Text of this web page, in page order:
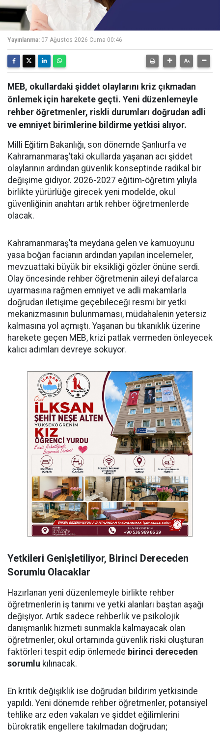
Yayınlanma: 07 Ağustos 2026 Cuma 00:46
MEB, okullardaki şiddet olaylarını kriz çıkmadan
önlemek için harekete geçti. Yeni düzenlemeyle
rehber öğretmenler, riskli durumları doğrudan adli
ve emniyet birimlerine bildirme yetkisi alıyor.
Milli Eğitim Bakanlığı, son dönemde Şanlıurfa ve
Kahramanmaraş’taki okullarda yaşanan acı şiddet
olaylarının ardından güvenlik konseptinde radikal bir
değişime gidiyor. 2026-2027 eğitim-öğretim yılıyla
birlikte yürürlüğe girecek yeni modelde, okul
güvenliğinin anahtarı artık rehber öğretmenlerde
olacak.
Kahramanmaraş’ta meydana gelen ve kamuoyunu
yasa boğan facianın ardından yapılan incelemeler,
mevzuattaki büyük bir eksikliği gözler önüne serdi.
Olay öncesinde rehber öğretmenin aileyi defalarca
uyarmasına rağmen emniyet ve adli makamlarla
doğrudan iletişime geçebileceği resmi bir yetki
mekanizmasının bulunmaması, müdahalenin yetersiz
kalmasına yol açmıştı. Yaşanan bu tıkanıklık üzerine
harekete geçen MEB, krizi patlak vermeden önleyecek
kalıcı adımları devreye sokuyor.
Yetkileri Genişletiliyor, Birinci Dereceden
Sorumlu Olacaklar
Hazırlanan yeni düzenlemeyle birlikte rehber
öğretmenlerin iş tanımı ve yetki alanları baştan aşağı
değişiyor. Artık sadece rehberlik ve psikolojik
danışmanlık hizmeti sunmakla kalmayacak olan
öğretmenler, okul ortamında güvenlik riski oluşturan
faktörleri tespit edip önlemede birinci dereceden
sorumlu kılınacak.
En kritik değişiklik ise doğrudan bildirim yetkisinde
yapıldı. Yeni dönemde rehber öğretmenler, potansiyel
tehlike arz eden vakaları ve şiddet eğilimlerini
bürokratik engellere takılmadan doğrudan;